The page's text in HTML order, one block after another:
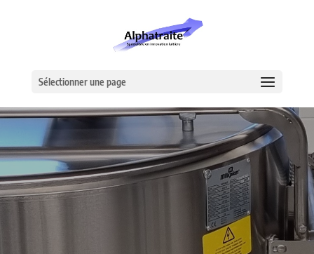
Sélectionner une page